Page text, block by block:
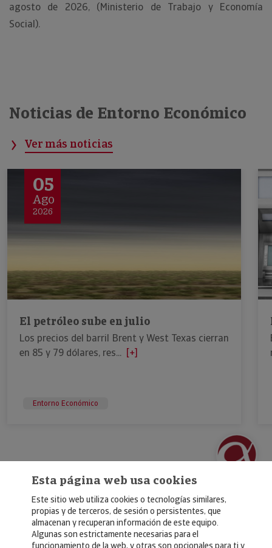
agosto de 2026, (Ministerio de Trabajo y Economía
Social).
Noticias de Entorno Económico
Ver más noticias
05
Ago
2026
El petróleo sube en julio
Los precios del barril Brent y West Texas cierran
en 85 y 79 dólares, res... [+]
Entorno Económico
© Copyright 2026, Crédito y Caución
Esta página web usa cookies
Este sitio web utiliza cookies o tecnologías similares,
propias y de terceros, de sesión o persistentes, que
almacenan y recuperan información de este equipo.
Algunas son estrictamente necesarias para el
funcionamiento de la web, y otras son opcionales para ti y